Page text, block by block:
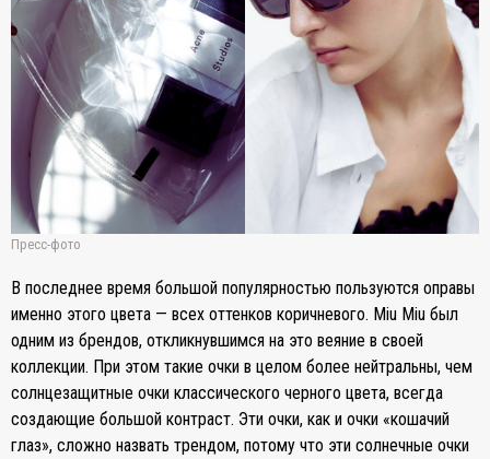
Пресс-фото
В последнее время большой популярностью пользуются оправы
именно этого цвета — всех оттенков коричневого. Miu Miu был
одним из брендов, откликнувшимся на это веяние в своей
коллекции. При этом такие очки в целом более нейтральны, чем
солнцезащитные очки классического черного цвета, всегда
создающие большой контраст. Эти очки, как и очки «кошачий
глаз», сложно назвать трендом, потому что эти солнечные очки